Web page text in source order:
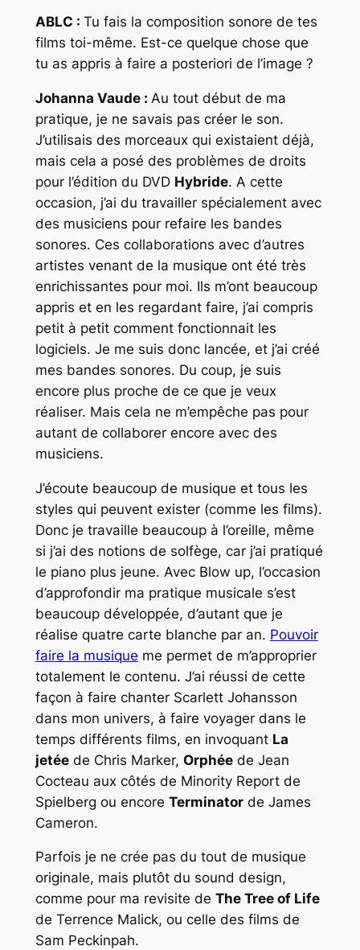
ABLC : Tu fais la composition sonore de tes
films toi-même. Est-ce quelque chose que
tu as appris à faire a posteriori de l’image ?
Johanna Vaude : Au tout début de ma
pratique, je ne savais pas créer le son.
J’utilisais des morceaux qui existaient déjà,
mais cela a posé des problèmes de droits
pour l’édition du DVD Hybride. A cette
occasion, j’ai du travailler spécialement avec
des musiciens pour refaire les bandes
sonores. Ces collaborations avec d’autres
artistes venant de la musique ont été très
enrichissantes pour moi. Ils m’ont beaucoup
appris et en les regardant faire, j’ai compris
petit à petit comment fonctionnait les
logiciels. Je me suis donc lancée, et j’ai créé
mes bandes sonores. Du coup, je suis
encore plus proche de ce que je veux
réaliser. Mais cela ne m’empêche pas pour
autant de collaborer encore avec des
musiciens.
J’écoute beaucoup de musique et tous les
styles qui peuvent exister (comme les films).
Donc je travaille beaucoup à l’oreille, même
si j’ai des notions de solfège, car j’ai pratiqué
le piano plus jeune. Avec Blow up, l’occasion
d’approfondir ma pratique musicale s’est
beaucoup développée, d’autant que je
réalise quatre carte blanche par an. Pouvoir
faire la musique me permet de m’approprier
totalement le contenu. J’ai réussi de cette
façon à faire chanter Scarlett Johansson
dans mon univers, à faire voyager dans le
temps différents films, en invoquant La
jetéede Chris Marker, Orphéede Jean
Cocteau aux côtés de Minority Report de
Spielberg ou encore Terminatorde James
Cameron.
Parfois je ne crée pas du tout de musique
originale, mais plutôt du sound design,
comme pour ma revisite de The Tree of Life
de Terrence Malick, ou celle des films de
Sam Peckinpah.